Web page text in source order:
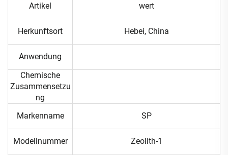
Artikel wert
Herkunftsort Hebei, China
Anwendung
Chemische
Zusammensetzu
ng
Markenname
SP
Modellnummer Zeolith-1